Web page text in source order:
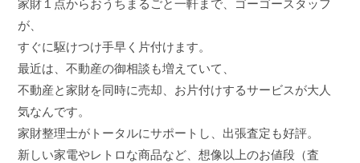
家財１点からおうちまるごと一軒まで、ゴーゴースタッフ
が、
すぐに駆けつけ手早く片付けます。
最近は、不動産の御相談も増えていて、
不動産と家財を同時に売却、お片付けするサービスが大人
気なんです。
家財整理士がトータルにサポートし、出張査定も好評。
新しい家電やレトロな商品など、想像以上のお値段（査